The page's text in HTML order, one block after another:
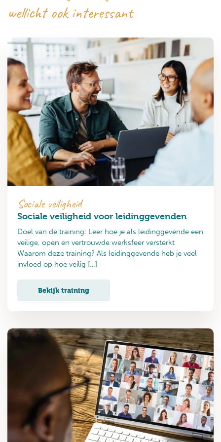
wellicht ook interessant
Sociale veiligheid
Sociale veiligheid voor leidinggevenden
Doel van de training: Leer hoe je als leidinggevende een
veilige, open en vertrouwde werksfeer versterkt
Waarom deze training? Als leidinggevende heb je veel
invloed op hoe veilig […]
Bekijk training